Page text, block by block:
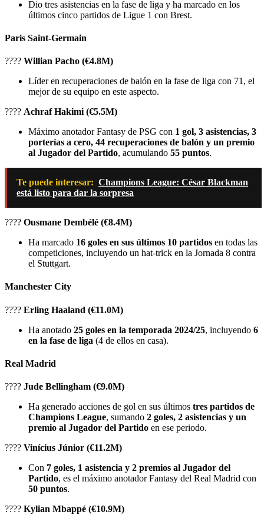
Dio tres asistencias en la fase de liga y ha marcado en los
últimos cinco partidos de Ligue 1 con Brest.
Paris Saint-Germain
???? Willian Pacho (€4.8M)
Líder en recuperaciones de balón en la fase de liga con 71, el
mejor de su equipo en este aspecto.
???? Achraf Hakimi (€5.5M)
Máximo anotador Fantasy de PSG con 1 gol, 3 asistencias, 3
porterías a cero, 44 recuperaciones de balón y un premio
al Jugador del Partido, acumulando 55 puntos.
Te puede interesar: Champions League: César Blackman
está listo para dar la sorpresa
???? Ousmane Dembélé (€8.4M)
Ha marcado 16 goles en sus últimos 10 partidos en todas las
competiciones, incluyendo un hat-trick en la Jornada 8 contra
el Stuttgart.
Manchester City
???? Erling Haaland (€11.0M)
Ha anotado 25 goles en la temporada 2024/25, incluyendo 6
en la fase de liga (4 de ellos en casa).
Real Madrid
???? Jude Bellingham (€9.0M)
Ha generado acciones de gol en sus últimos tres partidos de
Champions League, sumando 2 goles, 2 asistencias y un
premio al Jugador del Partido en ese periodo.
???? Vinícius Júnior (€11.2M)
Con 7 goles, 1 asistencia y 2 premios al Jugador del
Partido, es el máximo anotador Fantasy del Real Madrid con
50 puntos.
???? Kylian Mbappé (€10.9M)